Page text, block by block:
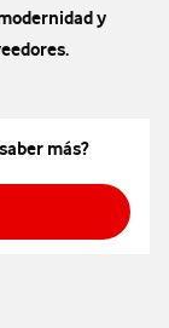
y
más?